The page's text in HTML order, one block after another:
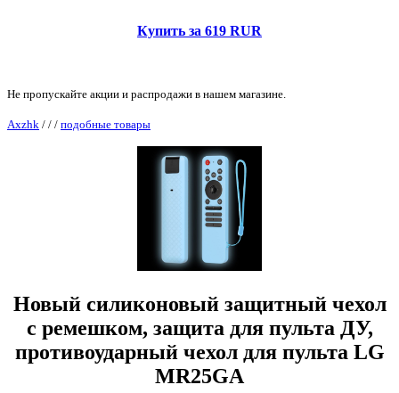
Купить за 619 RUR
Не пропускайте акции и распродажи в нашем магазине.
Axzhk / / / подобные товары
Новый силиконовый защитный чехол
с ремешком, защита для пульта ДУ,
противоударный чехол для пульта LG
MR25GA